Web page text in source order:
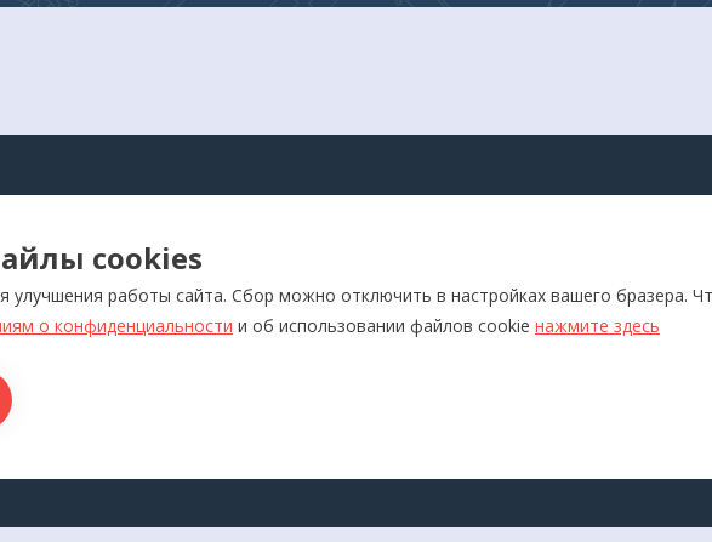
для самоконтроля
аппараты
медназначения
Слуховые аппараты и усилители
звука
cookies
работы сайта. Сбор можно отключить в настройках вашего бразера.
о конфиденциальности и об использовании файлов cookie нажмите здесь